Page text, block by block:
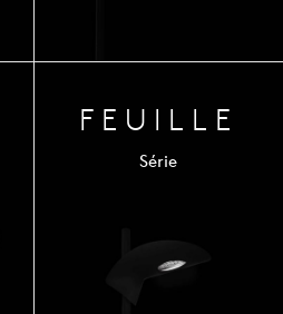
FEUILLE
Série